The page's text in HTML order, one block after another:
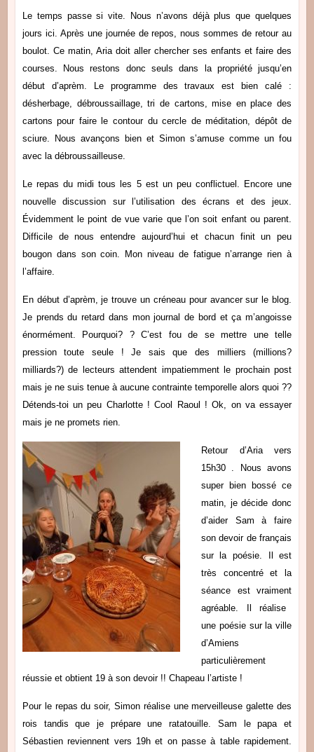
Le temps passe si vite. Nous n’avons déjà plus que quelques
jours ici. Après une journée de repos, nous sommes de retour au
boulot. Ce matin, Aria doit aller chercher ses enfants et faire des
courses. Nous restons donc seuls dans la propriété jusqu’en
début d’aprèm. L e programme des travaux est bien calé :
désherbage, débroussaillage, tri de cartons, mise en place des
cartons pour faire le contour du cercle de méditation, dépôt de
sciure. Nous avançons bien et Simon s’amuse comme un fou
avec la débroussailleuse.
Le repas du midi tous les 5 est un peu conflictuel. Encore une
nouvelle discussion sur l’utilisation des écrans et des jeux.
Évidemment le point de vue varie que l’on soit enfant ou parent.
Difficile de nous entendre aujourd’hui et chacun finit un peu
bougon dans son coin. Mon niveau de fatigue n’arrange rien à
l’affaire.
En début d’aprèm, je trouve un créneau pour avancer sur le blog.
Je prends du retard dans mon journal de bord et ça m’angoisse
énormément. Pourquoi? ? C’est fou de se mettre une telle
pression toute seule ! Je sais que des milliers (millions?
milliards?) de lecteurs attendent impatiemment le prochain post
mais je ne suis tenue à aucune contrainte temporelle alors quoi ??
Détends-toi un peu Charlotte ! Cool Raoul ! Ok, on va essayer
mais je ne promets rien.
Retour d’Aria vers
15h30 . Nous avons
super bien bossé ce
matin, je décide donc
d’aider Sam à faire
son devoir de français
sur la poésie. Il est
très concentré et la
séance est vraiment
agréable. Il réalise
une poésie sur la ville
d’Amiens
particulièrement
réussie et obtient 19 à son devoir !! Chapeau l’artiste !
Pour le repas du soir, Simon réalise une merveilleuse galette des
rois tandis que je prépare une ratatouille. Sam le papa et
Sébastien reviennent vers 19h et on passe à table rapidement.